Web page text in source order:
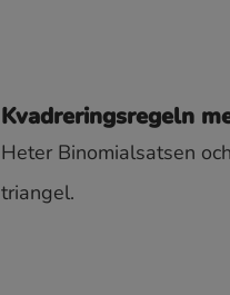
Kvadreringsregeln
Heter Binomialsatsen
triangel.